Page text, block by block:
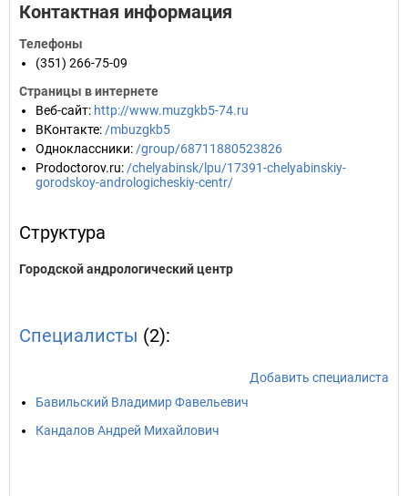
Контактная информация
Телефоны
(351) 266-75-09
Страницы в интернете
Веб-сайт: http://www.muzgkb5-74.ru
ВКонтакте: /mbuzgkb5
Одноклассники: /group/68711880523826
Prodoctorov.ru: /chelyabinsk/lpu/17391-chelyabinskiy-
gorodskoy-andrologicheskiy-centr/
Структура
Городской андрологический центр
Специалисты (2):
Добавить специалиста
Бавильский Владимир Фавельевич
Кандалов Андрей Михайлович